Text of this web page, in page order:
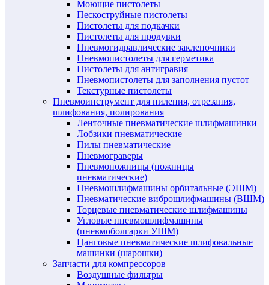
Моющие пистолеты
Пескоструйные пистолеты
Пистолеты для подкачки
Пистолеты для продувки
Пневмогидравлические заклепочники
Пневмопистолеты для герметика
Пистолеты для антигравия
Пневмопистолеты для заполнения пустот
Текстурные пистолеты
Пневмоинструмент для пиления, отрезания,
шлифования, полирования
Ленточные пневматические шлифмашинки
Лобзики пневматические
Пилы пневматические
Пневмограверы
Пневмоножницы (ножницы
пневматические)
Пневмошлифмашины орбитальные (ЭШМ)
Пневматические виброшлифмашины (ВШМ)
Торцевые пневматические шлифмашины
Угловые пневмошлифмашины
(пневмоболгарки УШМ)
Цанговые пневматические шлифовальные
машинки (шарошки)
Запчасти для компрессоров
Воздушные фильтры